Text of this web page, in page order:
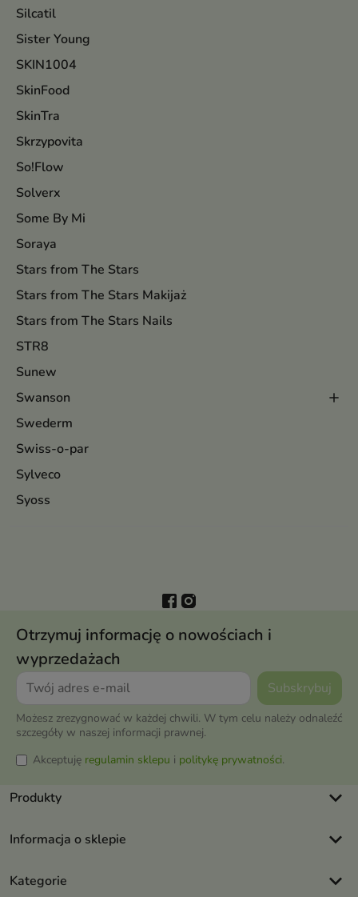
Silcatil
Sister Young
SKIN1004
SkinFood
SkinTra
Skrzypovita
So!Flow
Solverx
Some By Mi
Soraya
Stars from The Stars
Stars from The Stars Makijaż
Stars from The Stars Nails
STR8
Sunew
Swanson
Swederm
Swiss-o-par
Sylveco
Syoss
Otrzymuj informację o nowościach i
wyprzedażach
Możesz zrezygnować w każdej chwili. W tym celu należy odnaleźć
szczegóły w naszej informacji prawnej.
Akceptuję regulamin sklepu i politykę prywatności.
Produkty keyboard_arrow_down
Informacja o sklepie keyboard_arrow_down
Kategorie keyboard_arrow_down